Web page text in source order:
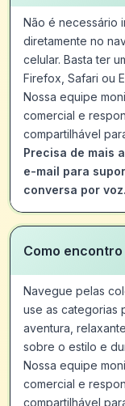
Não é necessário
diretamente no
celular. Basta ter
Firefox, Safari ou
Nossa equipe
comercial e
compartilhável
Precisa de mais
e-mail para
conversa por voz.
Como
Navegue pelas
use as categorias
aventura,
sobre o estilo e
Nossa equipe
comercial e
compartilhável